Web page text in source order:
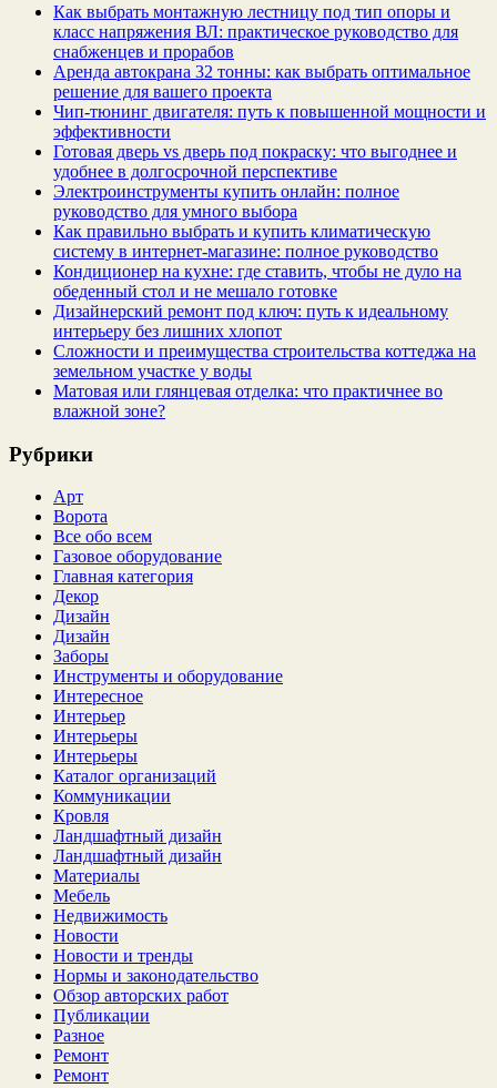
Как выбрать монтажную лестницу под тип опоры и
класс напряжения ВЛ: практическое руководство для
снабженцев и прорабов
Аренда автокрана 32 тонны: как выбрать оптимальное
решение для вашего проекта
Чип‑тюнинг двигателя: путь к повышенной мощности и
эффективности
Готовая дверь vs дверь под покраску: что выгоднее и
удобнее в долгосрочной перспективе
Электроинструменты купить онлайн: полное
руководство для умного выбора
Как правильно выбрать и купить климатическую
систему в интернет‑магазине: полное руководство
Кондиционер на кухне: где ставить, чтобы не дуло на
обеденный стол и не мешало готовке
Дизайнерский ремонт под ключ: путь к идеальному
интерьеру без лишних хлопот
Сложности и преимущества строительства коттеджа на
земельном участке у воды
Матовая или глянцевая отделка: что практичнее во
влажной зоне?
Рубрики
Арт
Ворота
Все обо всем
Газовое оборудование
Главная категория
Декор
Дизайн
Дизайн
Заборы
Инструменты и оборудование
Интересное
Интерьер
Интерьеры
Интерьеры
Каталог организаций
Коммуникации
Кровля
Ландшафтный дизайн
Ландшафтный дизайн
Материалы
Мебель
Недвижимость
Новости
Новости и тренды
Нормы и законодательство
Обзор авторских работ
Публикации
Разное
Ремонт
Ремонт